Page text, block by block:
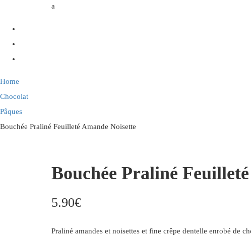
Home
Chocolat
Pâques
Bouchée Praliné Feuilleté Amande Noisette
Bouchée Praliné
5.90€
Praliné amandes et noisettes et fine crêpe dentelle enrobé de